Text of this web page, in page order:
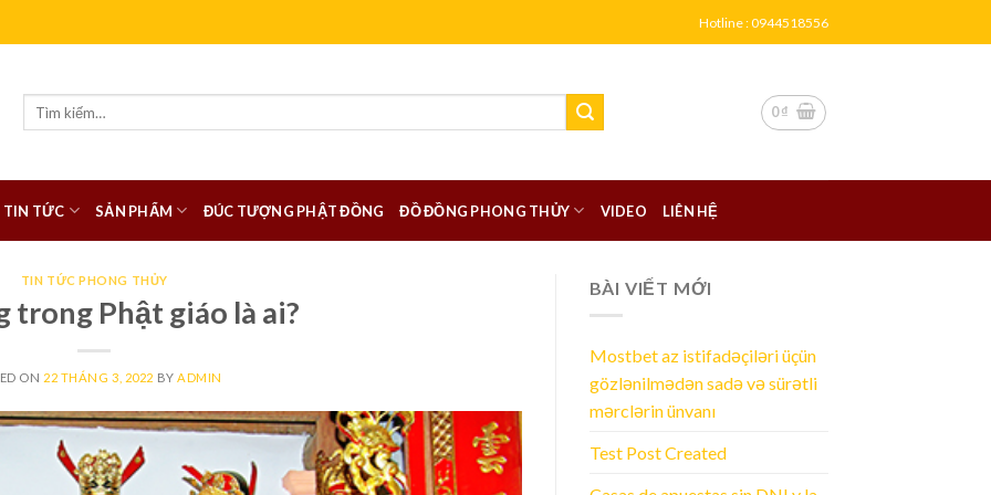
Hotline : 0944518556
0₫
TIN TỨC SẢN PHẨM ĐÚC TƯỢNG PHẬT ĐỒNG ĐỒ ĐỒNG PHONG THỦY VIDEO LIÊN HỆ
TIN TỨC PHONG THỦY
trong Phật giáo là ai?
ON 22 THÁNG 3, 2022 BY ADMIN
BÀI VIẾT MỚI
Mostbet az istifadəçiləri üçün
gözlənilmədən sadə və sürətli
mərclərin ünvanı
Test Post Created